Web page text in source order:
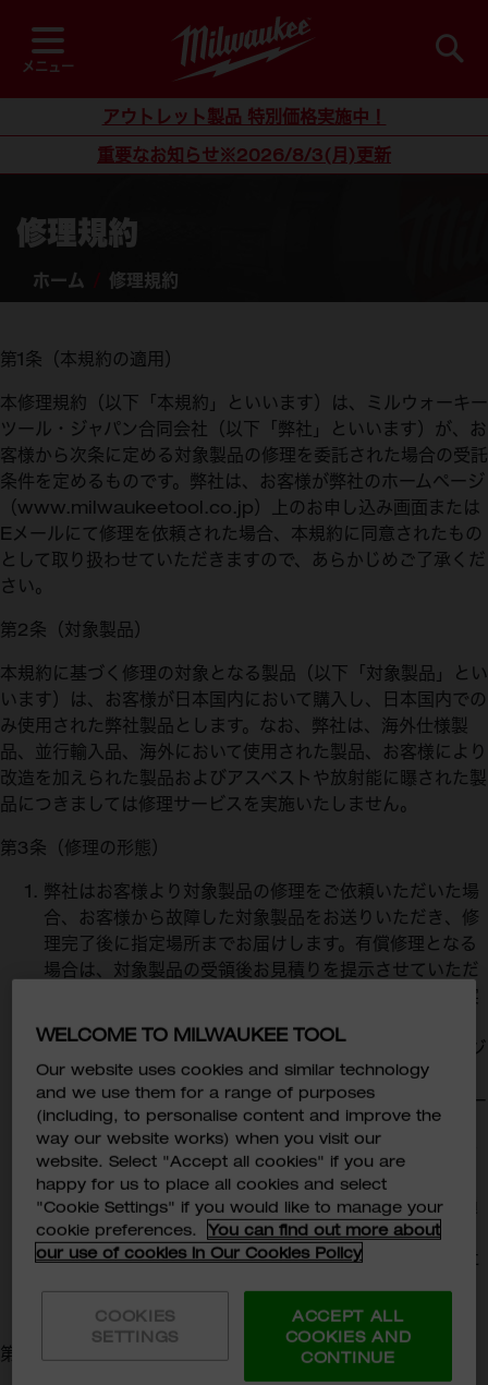
ン
テ
に
ス
ッ
プ
メニュー
アウトレット製品 特別価格実施中！
重要なお知らせ※2026/8/3(月)更新
修理規約
ホーム 修理規約
第1条（本規約の適用）
本修理規約（以下「本規約」といいます）は、ミルウォーキー
ツール・ジャパン合同会社（以下「弊社」といいます）が、お
客様から次条に定める対象製品の修理を委託された場合の受託
条件を定めるものです。弊社は、お客様が弊社のホームページ
（www.milwaukeetool.co.jp）上のお申し込み画面または
Eメールにて修理を依頼された場合、本規約に同意されたもの
として取り扱わせていただきますので、あらかじめご了承くだ
さい。
第2条（対象製品）
本規約に基づく修理の対象となる製品（以下「対象製品」とい
います）は、お客様が日本国内において購入し、日本国内での
み使用された弊社製品とします。なお、弊社は、海外仕様製
品、並行輸入品、海外において使用された製品、お客様により
改造を加えられた製品およびアスベストや放射能に曝された製
品につきましては修理サービスを実施いたしません。
第3条（修理の形態）
弊社はお客様より対象製品の修理をご依頼いただいた場
合、お客様から故障した対象製品をお送りいただき、修
理完了後に指定場所までお届けします。有償修理となる
場合は、対象製品の受領後お見積りを提示させていただ
き、お見積内容へのご同意をいただいた場合に修理を実
施いたします。なお、訪問修理は行いません。
修理をご依頼いただく対象製品は、[弊社のホームページ
からの申し込みまたはEメールでの修理依頼の受付完了
後に弊社から送付する案内に従い、]着払いにて弊社サー
ビスセンターまでご送付ください。
対象製品を送付いただくにあたっての対象製品の梱包作
業はお客様ご自身で行っていただきます。梱包が不十分
であることを原因として輸送中に対象製品が汚損、破損
等した場合、その修理費用はお客様の負担となります。
また、対象製品をお送りいただく際にお客様、運送会社
の責任を負いません。
第4条（保証期間内の修理）
WELCOME TO MILWAUKEE TOOL
Our website uses cookies and similar technology
and we use them for a range of purposes
(including, to personalise content and improve the
way our website works) when you visit our
website. Select "Accept all cookies" if you are
happy for us to place all cookies and select
"Cookie Settings" if you would like to manage your
cookie preferences.
You can find out more about
our use of cookies in Our Cookies Policy
COOKIES
SETTINGS
ACCEPT ALL
COOKIES AND
CONTINUE